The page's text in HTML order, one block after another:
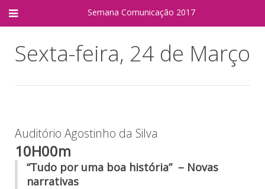
Semana Comunicação 2017
Sexta-feira, 24 de Março
Auditório Agostinho da Silva
10H00m
“Tudo por uma boa história” – Novas
narrativas